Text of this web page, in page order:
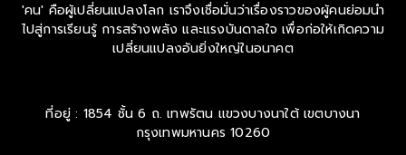
'คน' คือผู้เปลี่ยนแปลงโลก เราจึงเชื่อมั่นว่าเรื่องราวของผู้คนย่อมนำ
ไปสู่การเรียนรู้ การสร้างพลัง และแรงบันดาลใจ เพื่อก่อให้เกิดความ
เปลี่ยนแปลงอันยิ่งใหญ่ในอนาคต
ที่อยู่ : 1854 ชั้น 6 ถ. เทพรัตน แขวงบางนาใต้ เขตบางนา
กรุงเทพมหานคร 10260